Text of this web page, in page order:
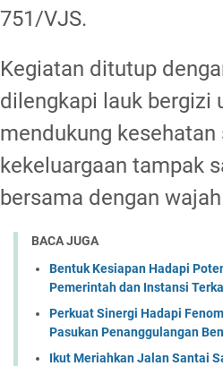
751/VJS.
Kegiatan ditutup
dilengkapi lauk bergizi
mendukung
kekeluargaan tampak
bersama dengan
BACA JUGA
Bentuk Kesiapan Hadapi
Pemerintah dan Instansi
Perkuat Sinergi Hadapi
Pasukan Penanggulangan
Ikut Meriahkan Jalan Santai